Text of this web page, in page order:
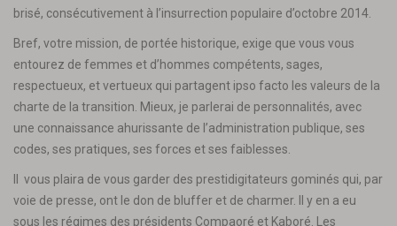
brisé, consécutivement à l’insurrection populaire d’octobre 2014.
Bref, votre mission, de portée historique, exige que vous vous
entourez de femmes et d’hommes compétents, sages,
respectueux, et vertueux qui partagent ipso facto les valeurs de la
charte de la transition. Mieux, je parlerai de personnalités, avec
une connaissance ahurissante de l’administration publique, ses
codes, ses pratiques, ses forces et ses faiblesses.
Il vous plaira de vous garder des prestidigitateurs gominés qui, par
voie de presse, ont le don de bluffer et de charmer. Il y en a eu
sous les régimes des présidents Compaoré et Kaboré. Les